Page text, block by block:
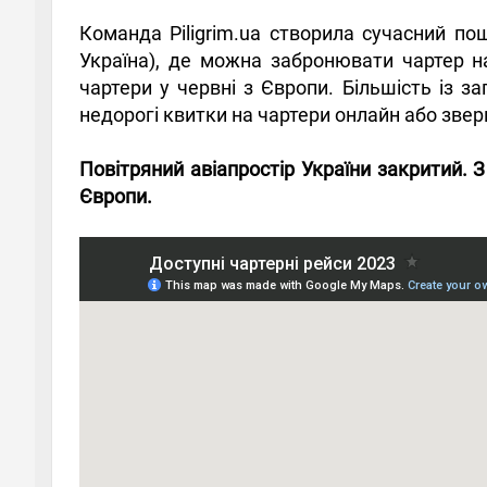
Команда Piligrim.ua створила сучасний
Україна), де можна забронювати чартер
чартери у червні з Європи. Більшість із
недорогі квитки на чартери онлайн або
Повітряний авіапростір України
Європи.